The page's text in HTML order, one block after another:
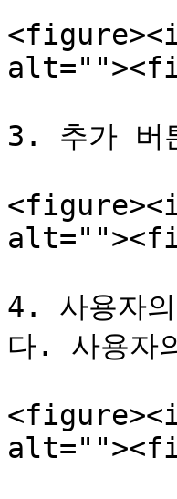
3. 추가 버
4. 사용자
다. 사용자